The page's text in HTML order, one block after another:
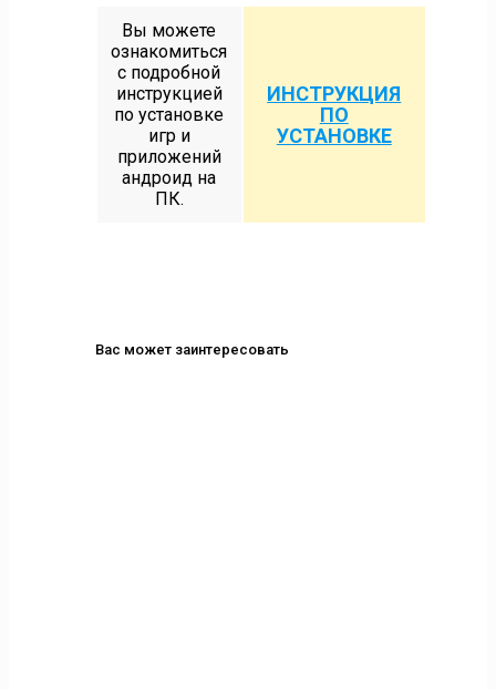
Вы можете
ознакомиться
с подробной
инструкцией
по установке
игр и
приложений
андроид на
ПК.
ИНСТРУКЦИЯ
ПО
УСТАНОВКЕ
Вас может заинтересовать